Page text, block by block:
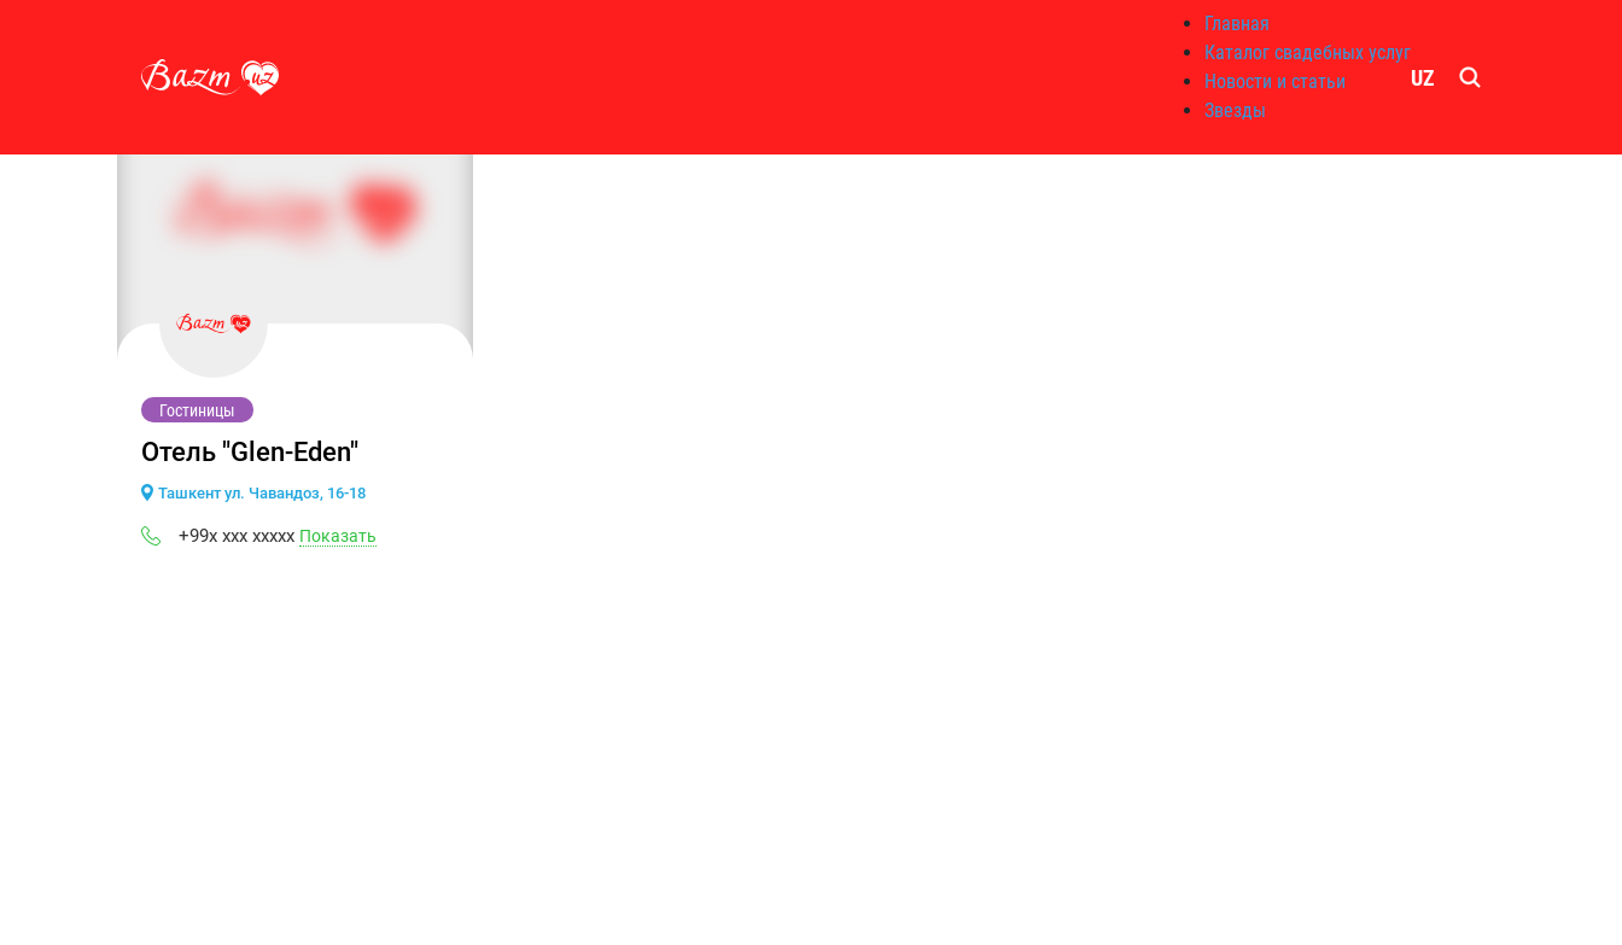
Главная
Каталог свадебных услуг
Новости и статьи
Звезды
UZ
Гостиницы
Отель "Glen-Eden"
Ташкент ул. Чавандоз, 16-18
+99x xxx xxxxx Показать